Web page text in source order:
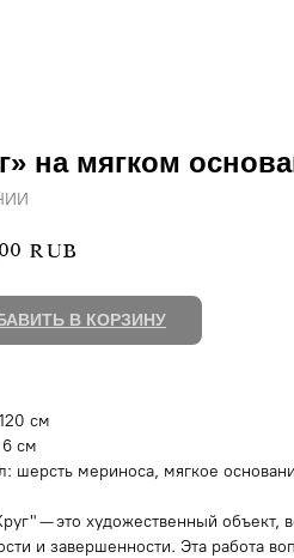
на мягком
RUB
В КОРЗИНУ
см
см
шерсть мериноса, мягкое
— это художественный объект,
и завершенности. Эта работа